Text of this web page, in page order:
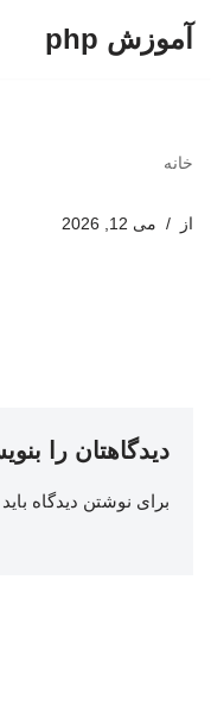
آموزش php
خانه
از می 12, 2026
دیدگاهتان را
برای نوشتن دیدگاه باید